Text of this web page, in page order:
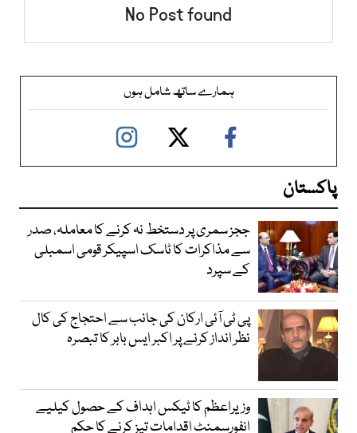
No Post found
ہمارے ساتھ شامل ہوں
پاکستان
ججز سمری پر دستخط نہ کرنے کا معاملہ، صدر
سے مذاکرات کا ٹاسک اسپیکر قومی اسمبلی
کے سپرد
پی ٹی آئی ارکان کی جانب سے احتجاج کی کال
نظر انداز کرنے پر اکبر ایس بابر کا تبصرہ
وزیراعظم کا ٹیکس اہداف کے حصول کیلیے
انفورسمنٹ اقدامات تیز کرنے کا حکم